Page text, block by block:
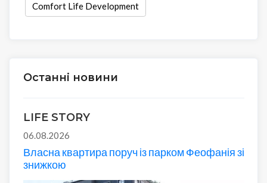
Comfort Life Development
Останні новини
LIFE STORY
06.08.2026
Власна квартира поруч із парком Феофанія зі
знижкою